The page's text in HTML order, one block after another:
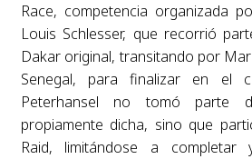
Race, competencia organizada
Louis Schlesser, que recorrió
Dakar original, transitando por
Senegal, para finalizar en el
Peterhansel no tomó parte
propiamente dicha, sino que
Raid, limitándose a